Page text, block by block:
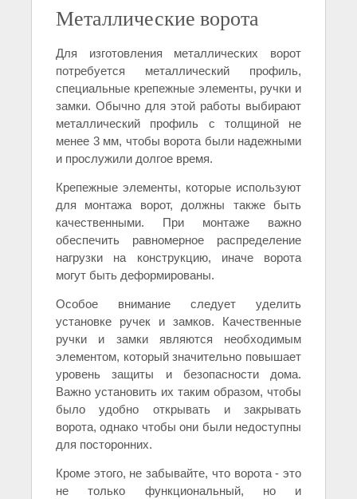
Металлические ворота
Для изготовления металлических ворот
потребуется металлический профиль,
специальные крепежные элементы, ручки и
замки. Обычно для этой работы выбирают
металлический профиль с толщиной не
менее 3 мм, чтобы ворота были надежными
и прослужили долгое время.
Крепежные элементы, которые используют
для монтажа ворот, должны также быть
качественными. При монтаже важно
обеспечить равномерное распределение
нагрузки на конструкцию, иначе ворота
могут быть деформированы.
Особое внимание следует уделить
установке ручек и замков. Качественные
ручки и замки являются необходимым
элементом, который значительно повышает
уровень защиты и безопасности дома.
Важно установить их таким образом, чтобы
было удобно открывать и закрывать
ворота, однако чтобы они были недоступны
для посторонних.
Кроме этого, не забывайте, что ворота - это
не только функциональный, но и